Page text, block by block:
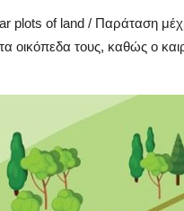
plots of land / Παράταση
οικόπεδα τους, καθώς ο